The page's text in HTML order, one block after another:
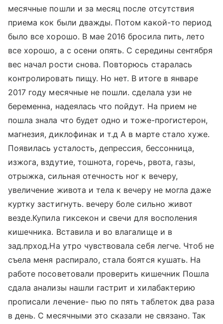
месячные пошли и за месяц после отсутствия
приема кок были дважды. Потом какой-то период
было все хорошо. В мае 2016 бросила пить, лето
все хорошо, а с осени опять. С середины сентября
вес начал рости снова. Повторюсь старалась
контролировать пищу. Но нет. В итоге в январе
2017 году месячные не пошли. сделала узи не
беременна, надеялась что пойдут. На прием не
пошла знала что будет одно и тоже-прогистерон,
магнезия, диклофинак и т.д А в марте стало хуже.
Появилась усталость, депрессия, бессонница,
изжога, вздутие, тошнота, горечь, рвота, газы,
отрыжка, сильная отечность ног к вечеру,
увеличение живота и тела к вечеру не могла даже
куртку застигнуть. вечеру боле сильно живот
везде.Купила гиксекон и свечи для восполения
кишечника. Вставила и во влагалище и в
зад.прход.На утро чувствовала себя легче. Чтоб не
съела меня распирало, стала боятся кушать. На
работе посоветовали проверить кишечник Пошла
сдала анализы нашли гастрит и хилабактерию
прописали лечение- пью по пять таблеток два раза
в день. С месячными это сказали не связано. Так